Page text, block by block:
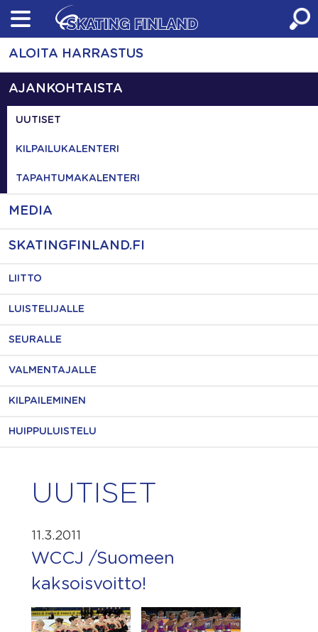
Skip
content
ALOITA HARRASTUS
AJANKOHTAISTA
UUTISET
KILPAILUKALENTERI
TAPAHTUMAKALENTERI
MEDIA
SKATINGFINLAND.FI
LIITTO
LUISTELIJALLE
SEURALLE
VALMENTAJALLE
KILPAILEMINEN
HUIPPULUISTELU
UUTISET
11.3.2011
WCCJ /Suomeen
kaksoisvoitto!